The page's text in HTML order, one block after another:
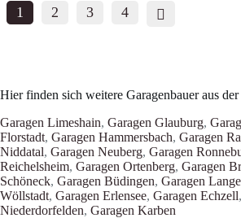
1 2 3 4
Hier finden sich weitere Garagenbauer aus
Garagen Limeshain, Garagen Glauburg,
Florstadt, Garagen Hammersbach, Garagen
Niddatal, Garagen Neuberg, Garagen
Reichelsheim, Garagen Ortenberg, Garagen
Schöneck, Garagen Büdingen, Garagen
Wöllstadt, Garagen Erlensee, Garagen Echzell,
Niederdorfelden, Garagen Karben